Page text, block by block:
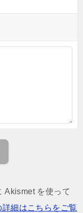
Akismet を使って
細はこちらをご覧